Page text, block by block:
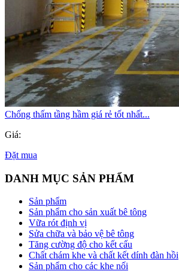
Chống thấm tầng hầm giá rẻ tốt nhất...
Giá:
Đặt mua
DANH MỤC SẢN PHẨM
Sản phẩm
Sản phẩm cho sản xuất bê tông
Vữa rót định vị
Sửa chữa và bảo vệ bê tông
Tăng cường độ cho kết cấu
Chất chám khe và chất kết dính đàn hồi
Sản phẩm cho các khe nối